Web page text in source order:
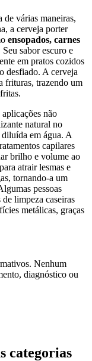
várias maneiras,
a cerveja porter
ensopados, carnes
Seu sabor escuro e
em pratos cozidos
desfiado. A cerveja
frituras, trazendo um
não
natural no
em água. A
capilares
brilho e volume ao
atrair lesmas e
tornando-a um
pessoas
limpeza caseiras
metálicas, graças
Nenhum
diagnóstico ou
categorias